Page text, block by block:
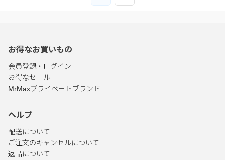
お得なお買いもの
会員登録・ログイン
お得なセール
MrMaxプライベートブランド
ヘルプ
配送について
ご注文のキャンセルについて
返品について